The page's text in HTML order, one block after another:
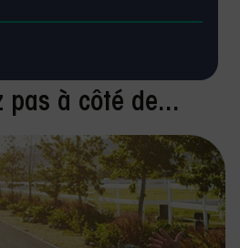
pas à côté de...